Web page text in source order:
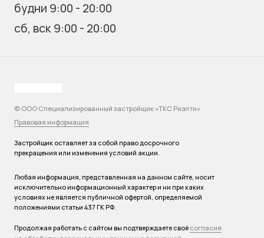
будни 9:00 - 20:00
сб, вск 9:00 - 20:00
© ООО Специализированный застройщик «ТКС Риэлти»
Правовая информация
Застройщик оставляет за собой право досрочного
прекращения или изменения условий акции.
Любая информация, представленная на данном сайте, носит
исключительно информационный характер и ни при каких
условиях не является публичной офертой, определяемой
положениями статьи 437 ГК РФ.
Продолжая работать с сайтом вы подтверждаете своё согласие